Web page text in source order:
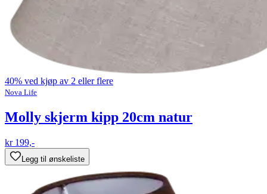
40% ved kjøp av 2 eller flere
Nova Life
Molly skjerm kipp 20cm natur
kr 199,-
Legg til ønskeliste